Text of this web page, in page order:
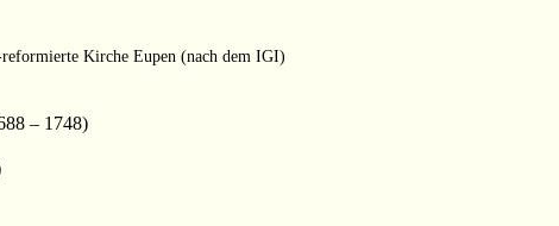
Kirche Eupen (nach dem IGI)
– 1748)